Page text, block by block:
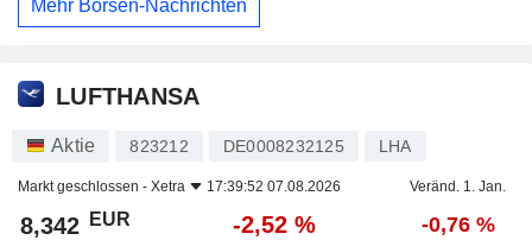
Mehr Börsen-Nachrichten
LUFTHANSA
Aktie 823212 DE0008232125 LHA
Markt geschlossen - Xetra 17:39:52 07.08.2026 Veränd. 1. Jan.
8,342 EUR -2,52 % -0,76 %